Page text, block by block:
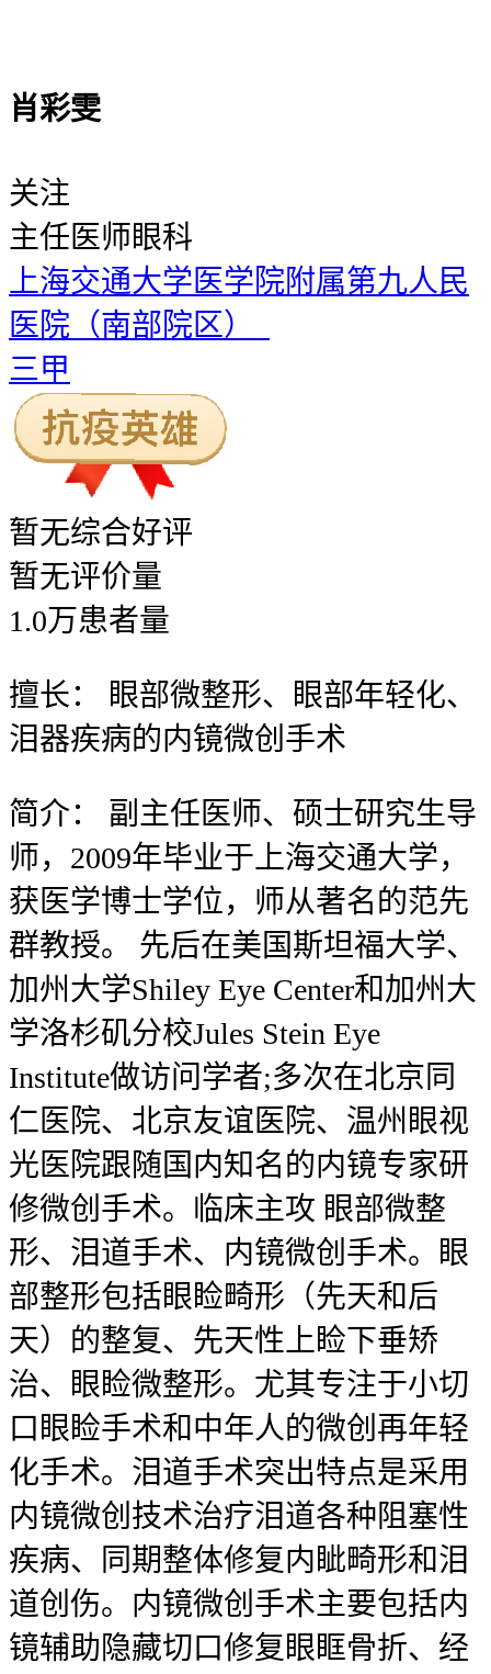
肖彩雯
关注
主任医师眼科
上海交通大学医学院附属第九人民
医院（南部院区）
三甲
暂无综合好评
暂无评价量
1.0万患者量
擅长：
眼部微整形、眼部年轻化、
泪器疾病的内镜微创手术
简介：
副主任医师、硕士研究生导
师，2009年毕业于上海交通大学，
获医学博士学位，师从著名的范先
群教授。 先后在美国斯坦福大学、
加州大学Shiley Eye Center和加州大
学洛杉矶分校Jules Stein Eye
Institute做访问学者;多次在北京同
仁医院、北京友谊医院、温州眼视
光医院跟随国内知名的内镜专家研
修微创手术。临床主攻 眼部微整
形、泪道手术、内镜微创手术。眼
部整形包括眼睑畸形（先天和后
天）的整复、先天性上睑下垂矫
治、眼睑微整形。尤其专注于小切
口眼睑手术和中年人的微创再年轻
化手术。泪道手术突出特点是采用
内镜微创技术治疗泪道各种阻塞性
疾病、同期整体修复内眦畸形和泪
道创伤。内镜微创手术主要包括内
镜辅助隐藏切口修复眼眶骨折、经